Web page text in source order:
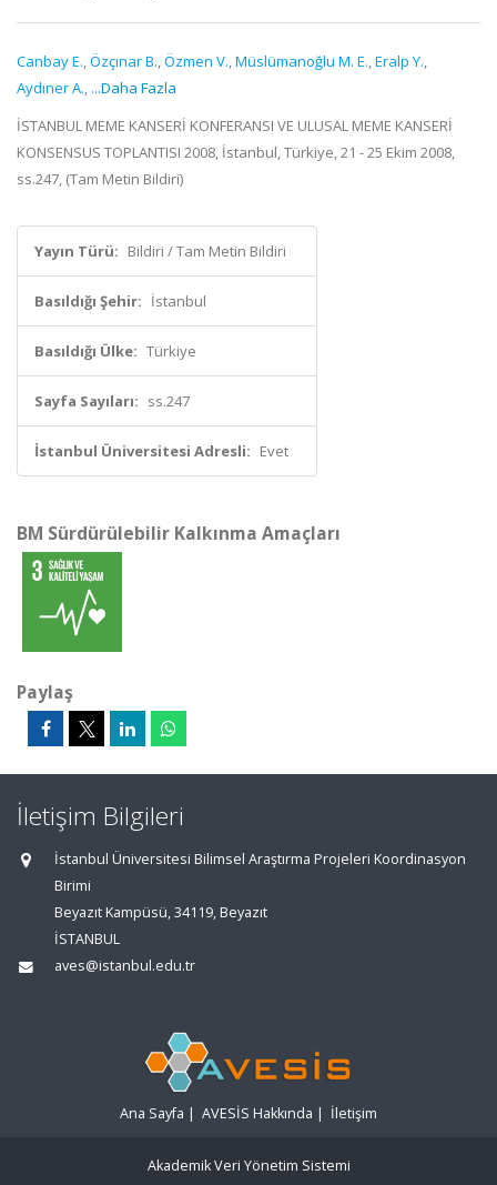
Canbay E.,Özçınar B.,Özmen V.,Müslümanoğlu M. E.,Eralp Y.,
Aydıner A., ...Daha Fazla
İSTANBUL MEME KANSERİ KONFERANSI VE ULUSAL MEME KANSERİ
KONSENSUS TOPLANTISI 2008, İstanbul, Türkiye, 21 - 25 Ekim 2008,
ss.247, (Tam Metin Bildiri)
Yayın Türü: Bildiri / Tam Metin Bildiri
Basıldığı Şehir: İstanbul
Basıldığı Ülke: Türkiye
Sayfa Sayıları: ss.247
İstanbul Üniversitesi Adresli: Evet
BM Sürdürülebilir Kalkınma Amaçları
Paylaş
İletişim Bilgileri
İstanbul Üniversitesi Bilimsel Araştırma Projeleri Koordinasyon
Birimi
Beyazıt Kampüsü, 34119, Beyazıt
İSTANBUL
aves@istanbul.edu.tr
Ana Sayfa | AVESİS Hakkında | İletişim
Akademik Veri Yönetim Sistemi